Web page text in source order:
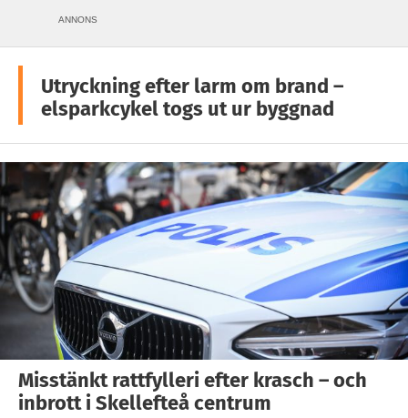
ANNONS
Utryckning efter larm om brand –
elsparkcykel togs ut ur byggnad
Misstänkt rattfylleri efter krasch – och
inbrott i Skellefteå centrum